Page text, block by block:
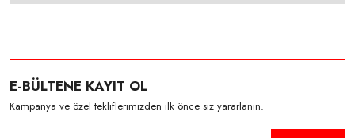
E-BÜLTENE KAYIT OL
Kampanya ve özel tekliflerimizden ilk önce siz yararlanın.